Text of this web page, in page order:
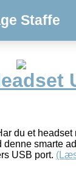
Staffe
du et headset
denne smarte
USB port.